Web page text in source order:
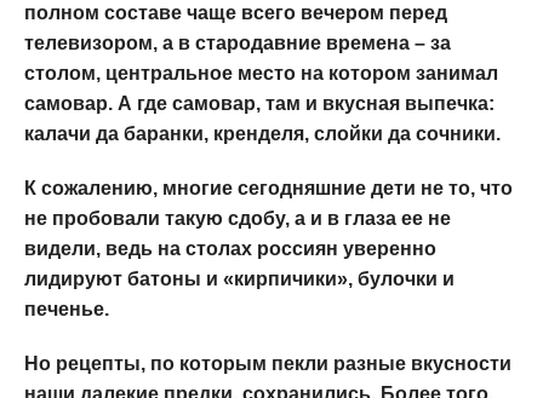
полном составе чаще всего вечером перед
телевизором, а в стародавние времена – за
столом, центральное место на котором занимал
самовар. А где самовар, там и вкусная выпечка:
калачи да баранки, кренделя, слойки да сочники.
К сожалению, многие сегодняшние дети не то, что
не пробовали такую сдобу, а и в глаза ее не
видели, ведь на столах россиян уверенно
лидируют батоны и «кирпичики», булочки и
печенье.
Но рецепты, по которым пекли разные вкусности
наши далекие предки, сохранились. Более того,